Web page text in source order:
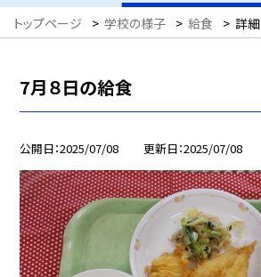
トップページ > 学校の様子 > 給食 > 詳細
7月８日の給食
公開日 2025/07/08 更新日 2025/07/08